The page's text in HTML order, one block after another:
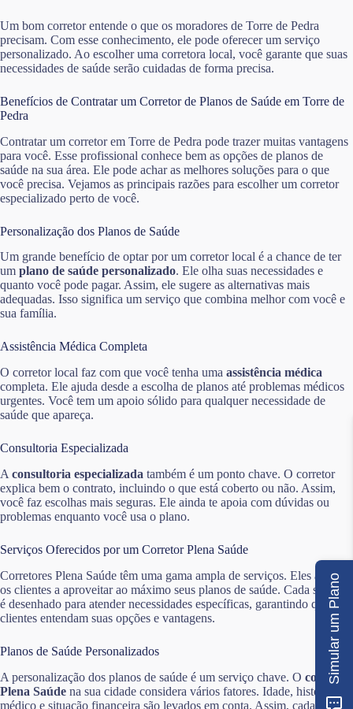
Um bom corretor entende o que os moradores de Torre de Pedra
precisam. Com esse conhecimento, ele pode oferecer um serviço
personalizado. Ao escolher uma corretora local, você garante que suas
necessidades de saúde serão cuidadas de forma precisa.
Benefícios de Contratar um Corretor de Planos de Saúde em Torre de
Pedra
Contratar um corretor em Torre de Pedra pode trazer muitas vantagens
para você. Esse profissional conhece bem as opções de planos de
saúde na sua área. Ele pode achar as melhores soluções para o que
você precisa. Vejamos as principais razões para escolher um corretor
especializado perto de você.
Personalização dos Planos de Saúde
Um grande benefício de optar por um corretor local é a chance de ter
um plano de saúde personalizado. Ele olha suas necessidades e
quanto você pode pagar. Assim, ele sugere as alternativas mais
adequadas. Isso significa um serviço que combina melhor com você e
sua família.
Assistência Médica Completa
O corretor local faz com que você tenha uma assistência médica
completa. Ele ajuda desde a escolha de planos até problemas médicos
urgentes. Você tem um apoio sólido para qualquer necessidade de
saúde que apareça.
Consultoria Especializada
A consultoria especializada também é um ponto chave. O corretor
explica bem o contrato, incluindo o que está coberto ou não. Assim,
você faz escolhas mais seguras. Ele ainda te apoia com dúvidas ou
problemas enquanto você usa o plano.
Serviços Oferecidos por um Corretor Plena Saúde
Corretores Plena Saúde têm uma gama ampla de serviços. Eles ajudam
os clientes a aproveitar ao máximo seus planos de saúde. Cada serviço
é desenhado para atender necessidades específicas, garantindo que os
clientes entendam suas opções e vantagens.
Planos de Saúde Personalizados
A personalização dos planos de saúde é um serviço chave. O corretor
Plena Saúde na sua cidade considera vários fatores. Idade, histórico
médico e situação financeira são levados em conta. Assim, cada cliente
Simular um Plano